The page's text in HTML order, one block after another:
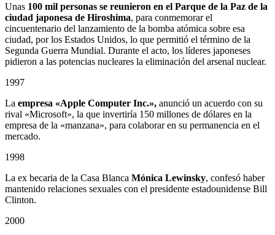
Unas 100 mil personas se reunieron en el Parque de la Paz de la
ciudad japonesa de Hiroshima, para conmemorar el
cincuentenario del lanzamiento de la bomba atómica sobre esa
ciudad, por los Estados Unidos, lo que permitió el término de la
Segunda Guerra Mundial. Durante el acto, los líderes japoneses
pidieron a las potencias nucleares la eliminación del arsenal nuclear.
1997
La empresa «Apple Computer Inc.», anunció un acuerdo con su
rival «Microsoft», la que invertiría 150 millones de dólares en la
empresa de la «manzana», para colaborar en su permanencia en el
mercado.
1998
La ex becaria de la Casa Blanca Mónica Lewinsky, confesó haber
mantenido relaciones sexuales con el presidente estadounidense Bill
Clinton.
2000